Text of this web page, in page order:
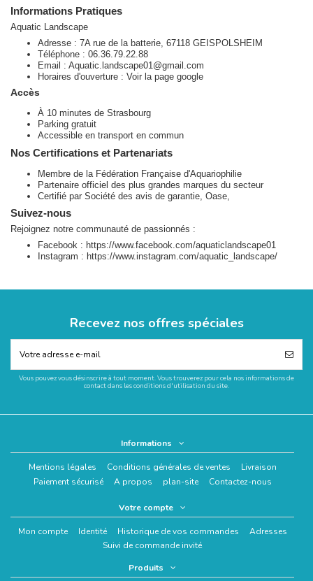
Informations Pratiques
Aquatic Landscape
Adresse : 7A rue de la batterie, 67118 GEISPOLSHEIM
Téléphone : 06.36.79.22.88
Email : Aquatic.landscape01@gmail.com
Horaires d'ouverture : Voir la page google
Accès
À 10 minutes de Strasbourg
Parking gratuit
Accessible en transport en commun
Nos Certifications et Partenariats
Membre de la Fédération Française d'Aquariophilie
Partenaire officiel des plus grandes marques du secteur
Certifié par Société des avis de garantie, Oase,
Suivez-nous
Rejoignez notre communauté de passionnés :
Facebook : https://www.facebook.com/aquaticlandscape01
Instagram : https://www.instagram.com/aquatic_landscape/
Recevez nos offres spéciales
Vous pouvez vous désinscrire à tout moment. Vous trouverez pour cela nos informations de
contact dans les conditions d'utilisation du site.
Informations
Mentions légales Conditions générales de ventes
Livraison
Paiement sécurisé
A propos plan-site Contactez-nous
Votre compte
Mon compte Identité Historique de vos commandes
Adresses
Suivi de commande invité
Produits